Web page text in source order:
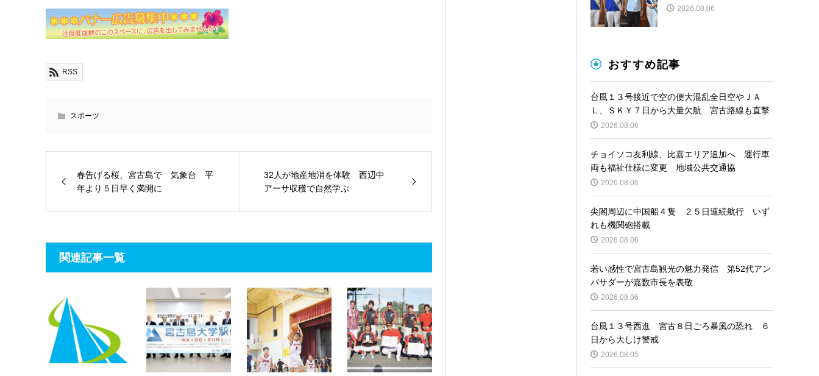
RSS
スポーツ
春告げる桜、宮古島で 気象台 平
年より５日早く満開に
32人が地産地消を体験 西辺中
アーサ収穫で自然学ぶ
関連記事一覧
2026.08.06
おすすめ記事
台風１３号接近で空の便大混乱全日空やＪＡ
Ｌ、ＳＫＹ７日から大量欠航 宮古路線も直撃
2026.08.06
チョイソコ友利線、比嘉エリア追加へ 運行車
両も福祉仕様に変更 地域公共交通協
2026.08.06
尖閣周辺に中国船４隻 ２５日連続航行 いず
れも機関砲搭載
2026.08.06
若い感性で宮古島観光の魅力発信 第52代アン
バサダーが嘉数市長を表敬
2026.08.06
台風１３号西進 宮古８日ごろ暴風の恐れ ６
日から大しけ警戒
2026.08.05